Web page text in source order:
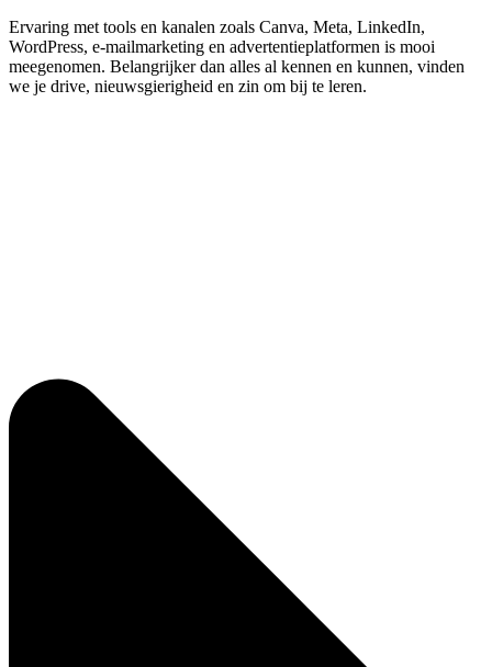
Ervaring met tools en kanalen zoals Canva, Meta, LinkedIn,
WordPress, e-mailmarketing en advertentieplatformen is mooi
meegenomen. Belangrijker dan alles al kennen en kunnen, vinden
we je drive, nieuwsgierigheid en zin om bij te leren.